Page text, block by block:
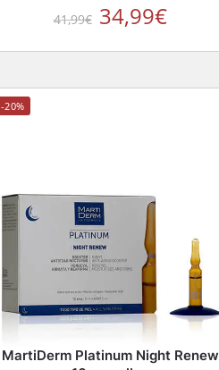
41,99€ 34,99€
-20%
MartiDerm Platinum Night Renew